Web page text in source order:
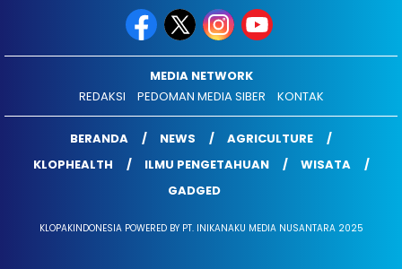
MEDIA NETWORK
REDAKSI
PEDOMAN MEDIA SIBER KONTAK
BERANDA NEWS
AGRICULTURE
KLOPHEALTH
ILMU PENGETAHUAN
WISATA
GADGED
KLOPAKINDONESIA POWERED BY PT. INIKANAKU MEDIA NUSANTARA 2025